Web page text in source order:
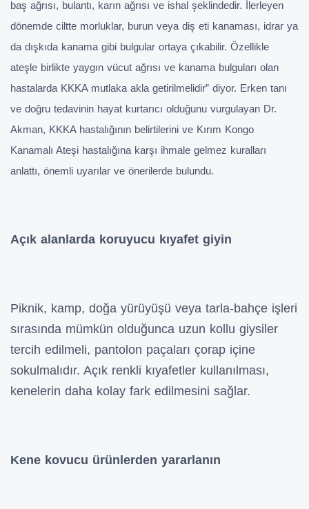
baş ağrısı, bulantı, karın ağrısı ve ishal şeklindedir. İlerleyen
dönemde ciltte morluklar, burun veya diş eti kanaması, idrar ya
da dışkıda kanama gibi bulgular ortaya çıkabilir. Özellikle
ateşle birlikte yaygın vücut ağrısı ve kanama bulguları olan
hastalarda KKKA mutlaka akla getirilmelidir” diyor. Erken tanı
ve doğru tedavinin hayat kurtarıcı olduğunu vurgulayan Dr.
Akman, KKKA hastalığının belirtilerini ve Kırım Kongo
Kanamalı Ateşi hastalığına karşı ihmale gelmez kuralları
anlattı, önemli uyarılar ve önerilerde bulundu.
Açık alanlarda koruyucu kıyafet giyin
Piknik, kamp, doğa yürüyüşü veya tarla-bahçe işleri
sırasında mümkün olduğunca uzun kollu giysiler
tercih edilmeli, pantolon paçaları çorap içine
sokulmalıdır. Açık renkli kıyafetler kullanılması,
kenelerin daha kolay fark edilmesini sağlar.
Kene kovucu ürünlerden yararlanın